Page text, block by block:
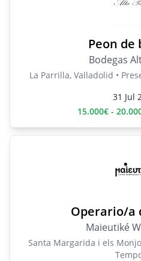
Peon de
Bodegas
La Parrilla, Valladolid •
31 Jul
15.000€ -
Operario/a
Maieutiké
Santa Margarida i els